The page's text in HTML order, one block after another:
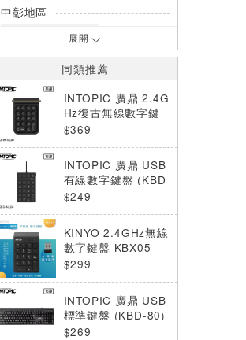
中彰地區
台中英才店
嘉南地區
高雄中華店
高雄鳳山店
網路訂購
*庫存數量：網路訂購(0)、少量庫存
(1~2)、現貨充足(3以上)。
*門市庫存以店內實際數量為準，可使
用專人服務或撥打門市電話洽詢。
展開
同類推薦
INTOPIC 廣鼎 2.4G
Hz復古無線數字鍵
盤 黑色 (KBW-N10
$369
INTOPIC 廣鼎 USB
有線數字鍵盤 (KBD
-N108)
$249
KINYO 2.4GHz無線
數字鍵盤 KBX05
$299
INTOPIC 廣鼎 USB
標準鍵盤 (KBD-80)
$269